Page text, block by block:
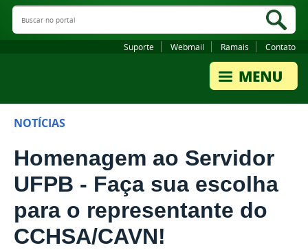
Buscar no portal
Suporte Webmail Ramais Contato
NOTÍCIAS
Homenagem ao Servidor
UFPB - Faça sua escolha
para o representante do
CCHSA/CAVN!